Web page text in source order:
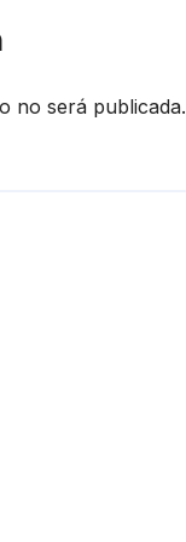
no será publicada.